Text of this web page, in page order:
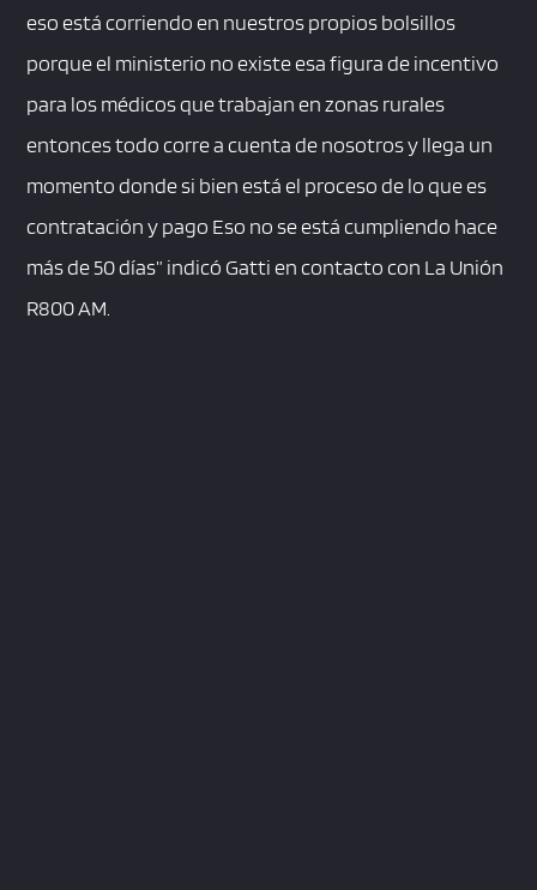
eso está corriendo en nuestros propios bolsillos
porque el ministerio no existe esa figura de incentivo
para los médicos que trabajan en zonas rurales
entonces todo corre a cuenta de nosotros y llega un
momento donde si bien está el proceso de lo que es
contratación y pago Eso no se está cumpliendo hace
más de 50 días” indicó Gatti en contacto con La Unión
R800 AM.